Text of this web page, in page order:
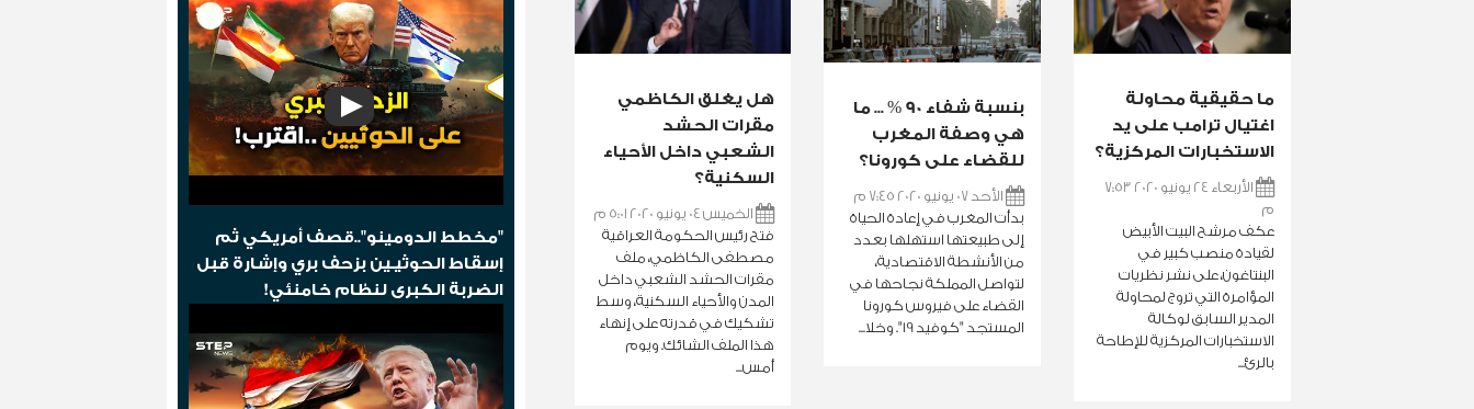
ما حقيقية محاولة
اغتيال ترامب على يد
الاستخبارات المركزية؟
الأربعاء 24 يونيو 2020 7:53
م
عكف مرشح البيت الأبيض
لقيادة منصب كبير في
البنتاغون، على نشر نظريات
المؤامرة التي تروج لمحاولة
المدير السابق لوكالة
الاستخبارات المركزية للإطاحة
بالرئ...
بنسبة شفاء 90 % ... ما
هي وصفة المغرب
للقضاء على كورونا؟
الأحد 07 يونيو 2020 7:45 م
بدأت المغرب في إعادة الحياة
إلى طبيعتها استهلها بعدد
من الأنشطة الاقتصادية،
لتواصل المملكة نجاحها في
القضاء على فيروس كورونا
المستجد "كوفيد 19". وخلا...
هل يغلق الكاظمي
مقرات الحشد
الشعبي داخل الأحياء
السكنية؟
الخميس 04 يونيو 2020 5:01 م
فتح رئيس الحكومة العراقية
مصطفى الكاظمي، ملف
مقرات الحشد الشعبي داخل
المدن والأحياء السكنية، وسط
تشكيك في قدرته على إنهاء
هذا الملف الشائك. ويوم
أمس...
"مخطط الدومينو"..قصف أمريكي ثم
إسقاط الحوثيـين بزحف بري وإشارة قبل
الضربة الكبرى لنظام خامنئي!